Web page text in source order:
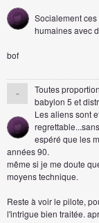
Socialement
humaines avec
bof
-
Toutes
babylon 5 et
Les aliens sont
espéré que les
années 90.
même si je me doute
moyens technique.
Reste à voir le pilote,
l'intrigue bien traitée.